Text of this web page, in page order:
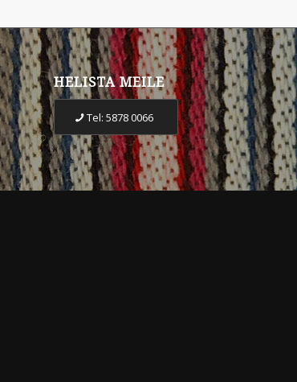
HELISTA MEILE
Tel: 5878 0066